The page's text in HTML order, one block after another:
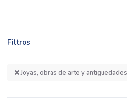
Filtros
Joyas, obras de arte y antigüedades